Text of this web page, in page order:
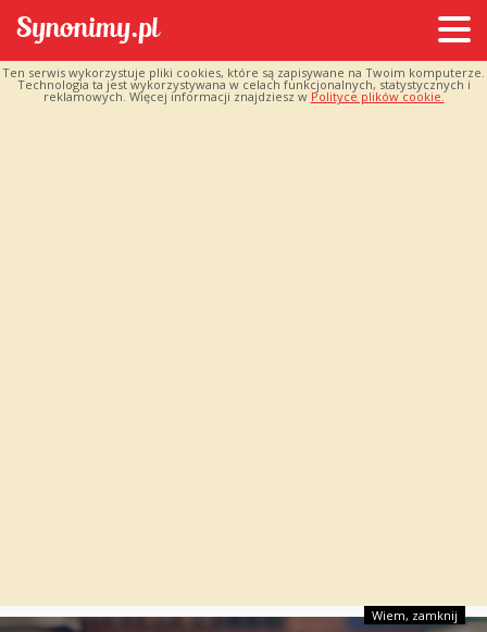
Ten serwis wykorzystuje pliki cookies, które są zapisywane na Twoim komputerze.
Technologia ta jest wykorzystywana w celach funkcjonalnych, statystycznych i
reklamowych. Więcej informacji znajdziesz w Polityce plików cookie.
Wiem, zamknij